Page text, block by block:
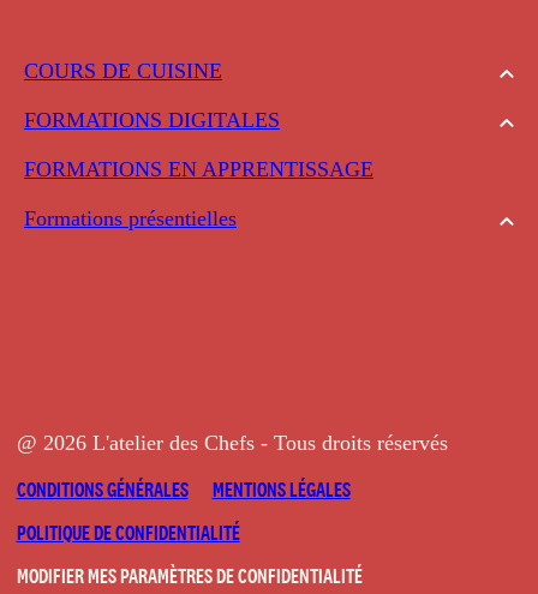
COURS DE CUISINE
FORMATIONS DIGITALES
FORMATIONS EN APPRENTISSAGE
Formations présentielles
@ 2026 L'atelier des Chefs - Tous droits réservés
CONDITIONS GÉNÉRALES
MENTIONS LÉGALES
POLITIQUE DE CONFIDENTIALITÉ
MODIFIER MES PARAMÈTRES DE CONFIDENTIALITÉ